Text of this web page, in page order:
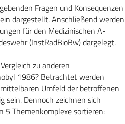
Fragen und Konsequenzen
dargestellt. Anschließend werden
für den Medizinischen A-
(InstRadBioBw) dargelegt.
zu anderen
1986? Betrachtet werden
Umfeld der betroffenen
sein. Dennoch zeichnen sich
5 Themenkomplexe sortieren: